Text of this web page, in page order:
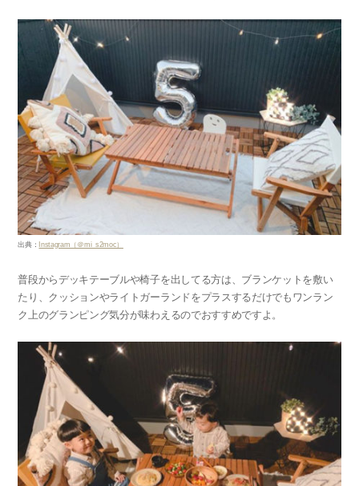
出典： Instagram（＠mi_s2moc）
普段からデッキテーブルや椅子を出してる方は、ブランケットを敷い
たり、クッションやライトガーランドをプラスするだけでもワンラン
ク上のグランピング気分が味わえるのでおすすめですよ。